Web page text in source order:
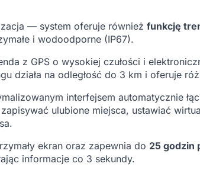
— system oferuje również funkcję
i wodoodporne (IP67).
z GPS o wysokiej czułości i
działa na odległość do 3 km i oferuje
interfejsem automatycznie
ulubione miejsca, ustawiać
ekran oraz zapewnia do 25 godzin
informacje co 3 sekundy.